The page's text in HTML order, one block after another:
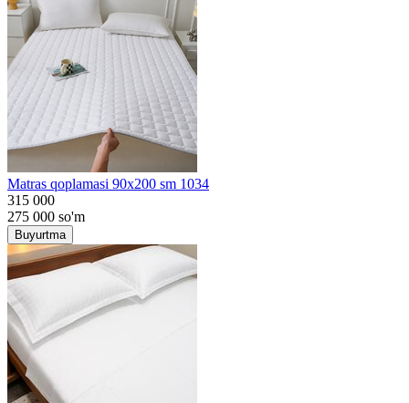
Matras qoplamasi 90x200 sm 1034
315 000
275 000 so'm
Buyurtma